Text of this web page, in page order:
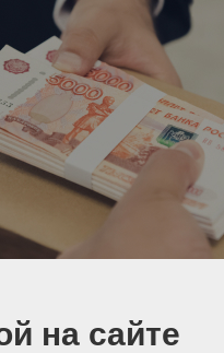
на сайте